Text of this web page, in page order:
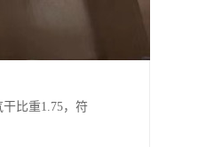
干比重1.75，符